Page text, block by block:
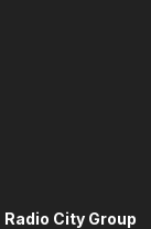
Radio City Group